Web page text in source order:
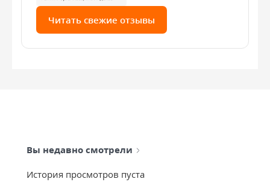
Читать свежие отзывы
Вы недавно смотрели
История просмотров пуста